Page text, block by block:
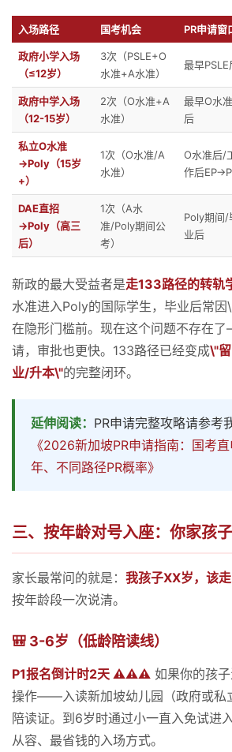
入场路径 国考机会 PR申请窗
政府小学入场
（≤12岁）
3次（PSLE+O
水准+A水准）
最早PSLE
政府中学入场
（12-15岁）
2次（O水准+A
水准）
最早O水准
后
私立O水准
→Poly（15岁
+）
1次（O水准/A
水准）
O水准后/
作后
DAE直招
→Poly（高三
后）
1次（A水
准/Poly期间公
考）
Poly期间/
业后
新政的最大受益者是走133路径的转轨
水准进入Poly的国际学生，毕业后常
在隐形门槛前。现在这个问题不存在
请，审批也更快。133路径已经变成\"
业/升本\"的完整闭环。
延伸阅读： PR申请完整攻略请参考
《2026新加坡PR申请指南：国考
年、不同路径PR概率》
三、按年龄对号入座：你家孩
家长最常问的就是： 我孩子XX岁，该走
按年龄段一次说清。
🎒 3-6岁（低龄陪读线）
P1报名倒计时2天 ⚠️⚠️⚠️ 如果你的孩
操作——入读新加坡幼儿园（政府或私
陪读证。到6岁时通过小一直入免试进
从容、最省钱的入场方式。